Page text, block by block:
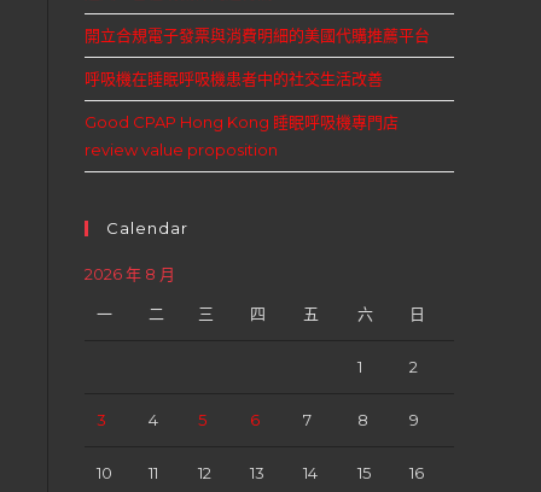
開立合規電子發票與消費明細的美國代購推薦平台
呼吸機在睡眠呼吸機患者中的社交生活改善
Good CPAP Hong Kong 睡眠呼吸機專門店
review value proposition
Calendar
2026 年 8 月
一 二 三 四 五 六 日
1 2
3 4 5 6 7 8 9
10 11 12 13 14 15 16